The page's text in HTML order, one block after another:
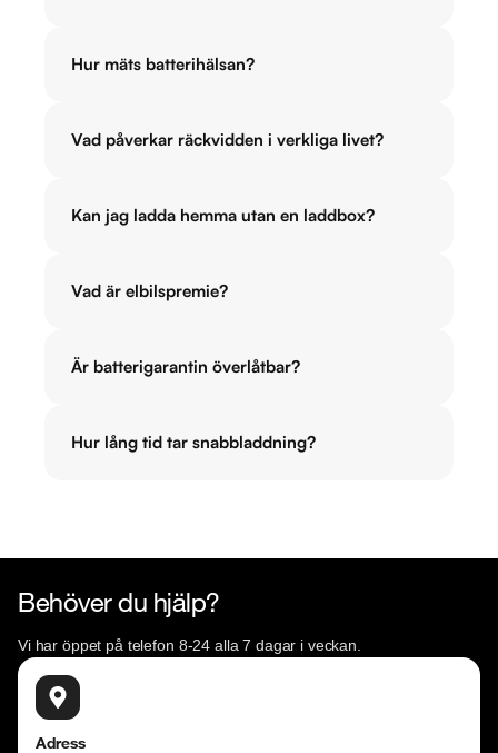
Hur mäts batterihälsan?
Vad påverkar räckvidden i verkliga livet?
Kan jag ladda hemma utan en laddbox?
Vad är elbilspremie?
Är batterigarantin överlåtbar?
Hur lång tid tar snabbladdning?
Behöver du hjälp?
Vi har öppet på telefon 8-24 alla 7 dagar i veckan.
Adress